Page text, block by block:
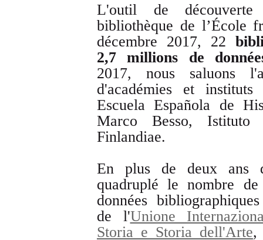
L'outil de
bibliothèque de l’École
décembre 2017, 22
2,7
millions
de
2017, nous saluons
d'académies et
Escuela Española de
Marco Besso, Istituto
Finlandiae.
En plus de deux ans
quadruplé le nombre
données
de l'Unione
Storia e Storia dell'Arte,